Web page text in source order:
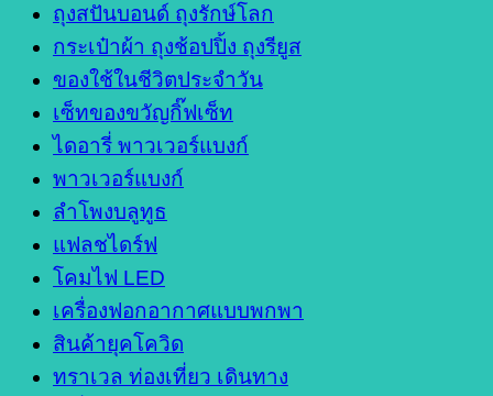
ถุงสปันบอนด์ ถุงรักษ์โลก
กระเป๋าผ้า ถุงช้อปปิ้ง ถุงรียูส
ของใช้ในชีวิตประจำวัน
เซ็ทของขวัญกิ๊ฟเซ็ท
ไดอารี่ พาวเวอร์แบงก์
พาวเวอร์แบงก์
ลำโพงบลูทูธ
แฟลชไดร์ฟ
โคมไฟ LED
เครื่องฟอกอากาศแบบพกพา
สินค้ายุคโควิด
ทราเวล ท่องเที่ยว เดินทาง